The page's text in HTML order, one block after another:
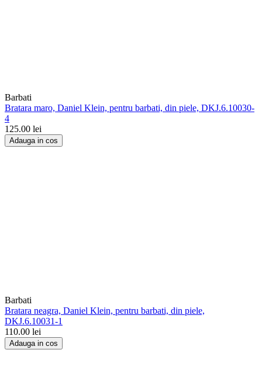
Barbati
Bratara maro, Daniel Klein, pentru barbati, din piele, DKJ.6.10030-
4
125.00 lei
Adauga in cos
Barbati
Bratara neagra, Daniel Klein, pentru barbati, din piele,
DKJ.6.10031-1
110.00 lei
Adauga in cos